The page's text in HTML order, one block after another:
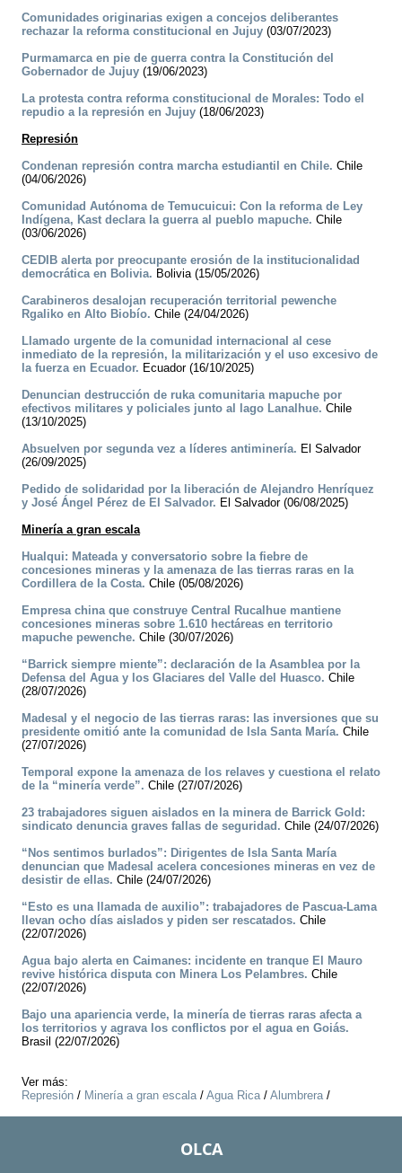
Comunidades originarias exigen a concejos deliberantes
rechazar la reforma constitucional en Jujuy (03/07/2023)
Purmamarca en pie de guerra contra la Constitución del
Gobernador de Jujuy (19/06/2023)
La protesta contra reforma constitucional de Morales: Todo el
repudio a la represión en Jujuy (18/06/2023)
Represión
Condenan represión contra marcha estudiantil en Chile. Chile
(04/06/2026)
Comunidad Autónoma de Temucuicui: Con la reforma de Ley
Indígena, Kast declara la guerra al pueblo mapuche. Chile
(03/06/2026)
CEDIB alerta por preocupante erosión de la institucionalidad
democrática en Bolivia. Bolivia (15/05/2026)
Carabineros desalojan recuperación territorial pewenche
Rgaliko en Alto Biobío. Chile (24/04/2026)
Llamado urgente de la comunidad internacional al cese
inmediato de la represión, la militarización y el uso excesivo de
la fuerza en Ecuador. Ecuador (16/10/2025)
Denuncian destrucción de ruka comunitaria mapuche por
efectivos militares y policiales junto al lago Lanalhue. Chile
(13/10/2025)
Absuelven por segunda vez a líderes antiminería. El Salvador
(26/09/2025)
Pedido de solidaridad por la liberación de Alejandro Henríquez
y José Ángel Pérez de El Salvador. El Salvador (06/08/2025)
Minería a gran escala
Hualqui: Mateada y conversatorio sobre la fiebre de
concesiones mineras y la amenaza de las tierras raras en la
Cordillera de la Costa. Chile (05/08/2026)
Empresa china que construye Central Rucalhue mantiene
concesiones mineras sobre 1.610 hectáreas en territorio
mapuche pewenche. Chile (30/07/2026)
“Barrick siempre miente”: declaración de la Asamblea por la
Defensa del Agua y los Glaciares del Valle del Huasco. Chile
(28/07/2026)
Madesal y el negocio de las tierras raras: las inversiones que su
presidente omitió ante la comunidad de Isla Santa María. Chile
(27/07/2026)
Temporal expone la amenaza de los relaves y cuestiona el relato
de la “minería verde”. Chile (27/07/2026)
23 trabajadores siguen aislados en la minera de Barrick Gold:
sindicato denuncia graves fallas de seguridad. Chile (24/07/2026)
“Nos sentimos burlados”: Dirigentes de Isla Santa María
denuncian que Madesal acelera concesiones mineras en vez de
desistir de ellas. Chile (24/07/2026)
“Esto es una llamada de auxilio”: trabajadores de Pascua-Lama
llevan ocho días aislados y piden ser rescatados. Chile
(22/07/2026)
Agua bajo alerta en Caimanes: incidente en tranque El Mauro
revive histórica disputa con Minera Los Pelambres. Chile
(22/07/2026)
Bajo una apariencia verde, la minería de tierras raras afecta a
los territorios y agrava los conflictos por el agua en Goiás.
Brasil (22/07/2026)
Ver más:
Represión / Minería a gran escala/ Agua Rica/ Alumbrera/
OLCA